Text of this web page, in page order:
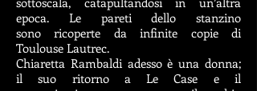
epoca. Le pareti dello stanzino
sonoricoperte da infinite copie di
Toulouse Lautrec.
Chiaretta Rambaldi adesso è una donna;
ilsuo ritorno a Le Case e il